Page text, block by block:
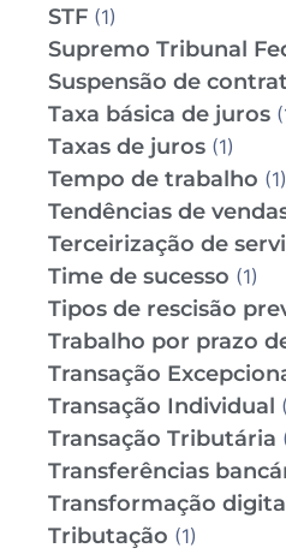
STF (1)
Supremo Tribunal
Suspensão de
Taxa básica de juros
Taxas de juros (1)
Tempo de trabalho (1)
Tendências de
Terceirização de
Time de sucesso (1)
Tipos de rescisão
Trabalho por prazo
Transação
Transação Individual
Transação Tributária
Transferências
Transformação
Tributação (1)